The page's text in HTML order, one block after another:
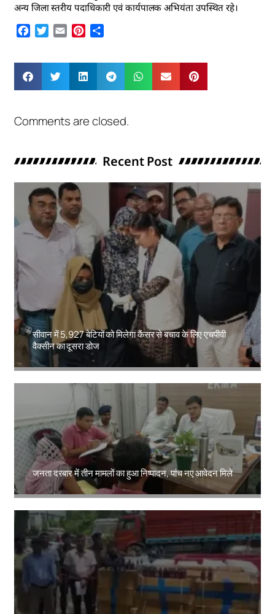
अन्य जिला स्तरीय पदाधिकारी एवं कार्यपालक अभियंता उपस्थित रहे।
Facebook
Twitter
Email Pinterest
Comments are closed.
Recent Post
सीवान में 5,927 बेटियों को मिलेगा कैंसर से बचाव के लिए एचपीवी
वैक्सीन का दूसरा डोज
Amit Lekh
जनता दरबार में तीन मामलों का हुआ निष्पादन, पांच नए आवेदन मिले
Amit Lekh